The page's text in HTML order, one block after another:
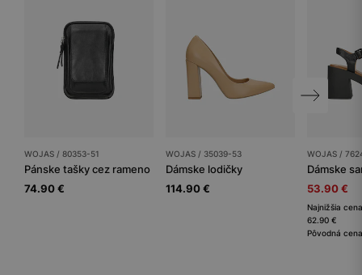
WOJAS / 80353-51
Pánske tašky cez rameno
74.90 €
WOJAS / 35039-53
Dámske lodičky
114.90 €
WOJAS /
Dámske
53.90 €
Najnižšia
62.90 €
Pôvodná